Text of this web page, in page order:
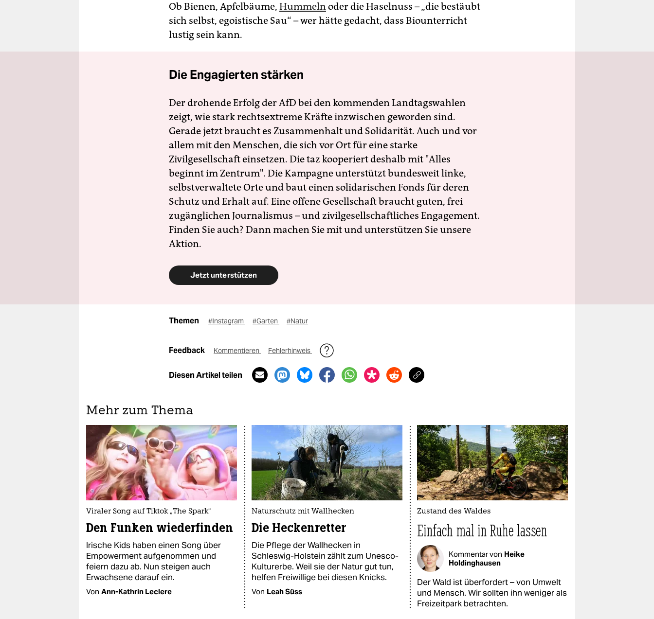
Ob Bienen, Apfelbäume, Hummelnoder die Haselnuss – „die bestäubt
sich selbst, egoistische Sau“ – wer hätte gedacht, dass Biounterricht
lustig sein kann.
Die Engagierten stärken
Der drohende Erfolg der AfD bei den kommenden Landtagswahlen
zeigt, wie stark rechtsextreme Kräfte inzwischen geworden sind.
Gerade jetzt braucht es Zusammenhalt und Solidarität. Auch und vor
allem mit den Menschen, die sich vor Ort für eine starke
Zivilgesellschaft einsetzen. Die taz kooperiert deshalb mit "Alles
beginnt im Zentrum". Die Kampagne unterstützt bundesweit linke,
selbstverwaltete Orte und baut einen solidarischen Fonds für deren
Schutz und Erhalt auf. Eine offene Gesellschaft braucht guten, frei
zugänglichen Journalismus – und zivilgesellschaftliches Engagement.
Finden Sie auch? Dann machen Sie mit und unterstützen Sie unsere
Aktion.
Jetzt unterstützen
Themen #Instagram #Garten #Natur
Feedback Kommentieren Fehlerhinweis
Diesen Artikel teilen
Mehr zum Thema
Viraler Song auf Tiktok „The Spark“
Den Funken wiederfinden
Irische Kids haben einen Song über
Empowerment aufgenommen und
feiern dazu ab. Nun steigen auch
Erwachsene darauf ein.
Von Ann-Kathrin Leclere
Naturschutz mit Wallhecken
Die Heckenretter
Die Pflege der Wallhecken in
Schleswig-Holstein zählt zum Unesco-
Kulturerbe. Weil sie der Natur gut tun,
helfen Freiwillige bei diesen Knicks.
Von Leah Süss
Zustand des Waldes
Einfach mal in Ruhe lassen
Kommentar von Heike
Holdinghausen
Der Wald ist überfordert – von Umwelt
und Mensch. Wir sollten ihn weniger als
Freizeitpark betrachten.